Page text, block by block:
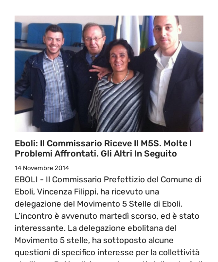
Eboli: Il Commissario Riceve Il M5S. Molte I
Problemi Affrontati. Gli Altri In Seguito
14 Novembre 2014
EBOLI - Il Commissario Prefettizio del Comune di
Eboli, Vincenza Filippi, ha ricevuto una
delegazione del Movimento 5 Stelle di Eboli.
L’incontro è avvenuto martedì scorso, ed è stato
interessante. La delegazione ebolitana del
Movimento 5 stelle, ha sottoposto alcune
questioni di specifico interesse per la collettività